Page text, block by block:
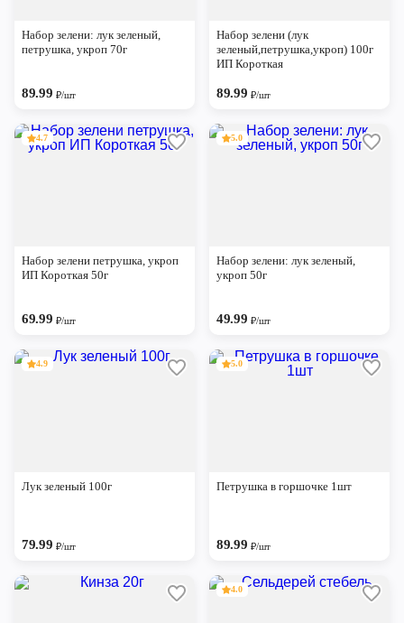
Набор зелени: лук зеленый,
петрушка, укроп 70г
89.99₽/шт
Набор зелени (лук
зеленый,петрушка,укроп) 100г
ИП Короткая
89.99₽/шт
4.7
Набор зелени петрушка, укроп
ИП Короткая 50г
69.99₽/шт
5.0
Набор зелени: лук зеленый,
укроп 50г
49.99₽/шт
4.9
Лук зеленый 100г
79.99₽/шт
5.0
Петрушка в горшочке 1шт
89.99₽/шт
4.0